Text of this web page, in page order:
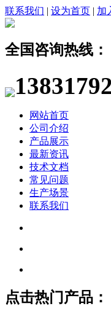
联系我们 | 设为首页 | 加
全国咨询热线：
网站首页
公司介绍
产品展示
最新资讯
技术文档
常见问题
生产场景
联系我们
点击热门产品：